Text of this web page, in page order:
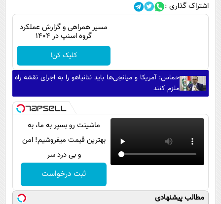
اشتراک گذاری :
مسیر همراهی و گزارش عملکرد
گروه اسنپ در ۱۴۰۴
کلیک کن!
حماس: آمریکا و میانجی‌ها باید نتانیاهو را به اجرای نقشه راه
ملزم کنند
ماشینت رو بسپر به ما، به
بهترین قیمت میفروشیم! امن
و بی درد سر
ثبت درخواست
مطالب پیشنهادی